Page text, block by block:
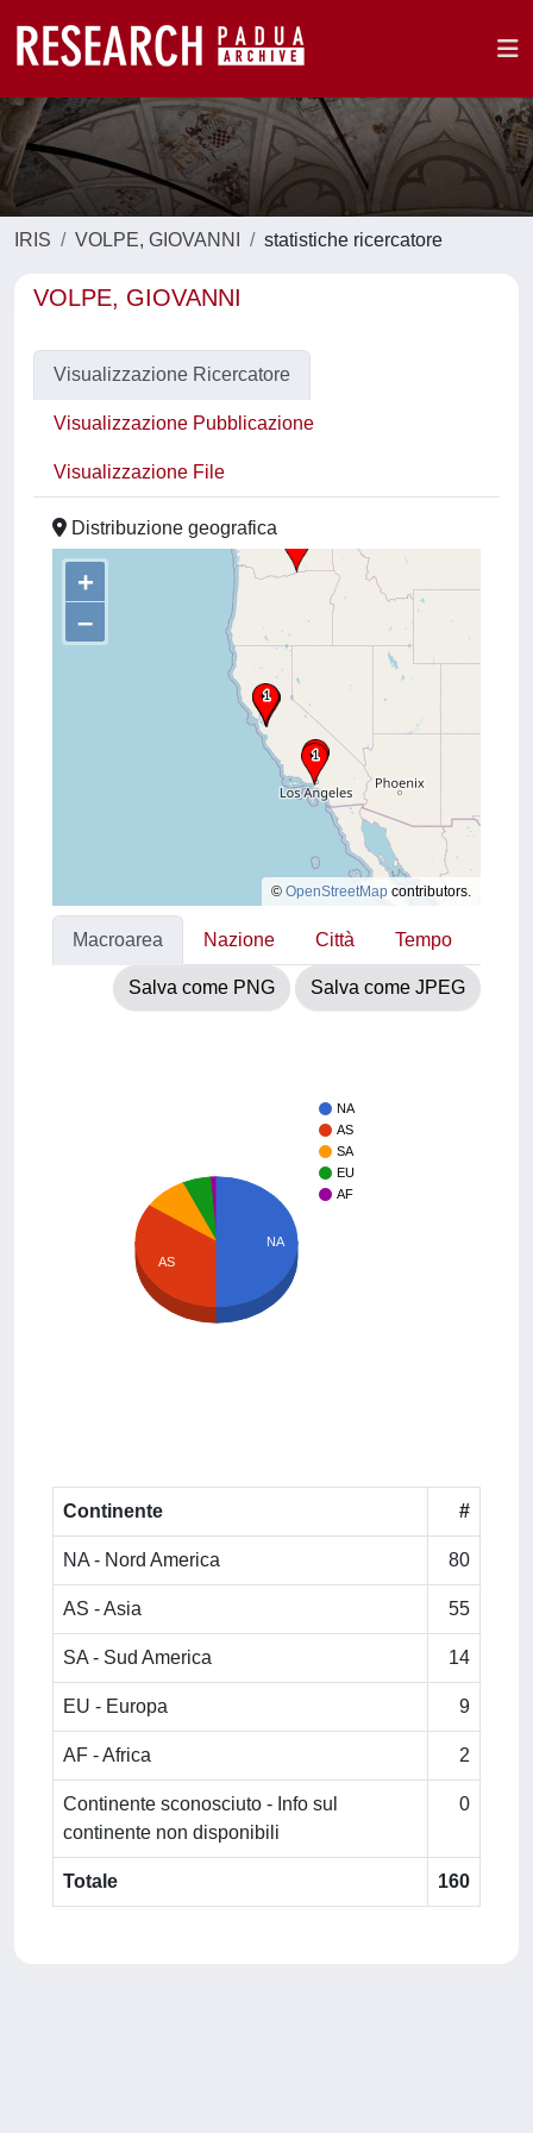
IRIS VOLPE, GIOVANNI statistiche ricercatore
VOLPE, GIOVANNI
Visualizzazione Ricercatore
Visualizzazione Pubblicazione
Visualizzazione File
Distribuzione geografica
+
–
© OpenStreetMap contributors.
Macroarea Nazione Città Tempo
Salva come PNG Salva come JPEG
NA
AS
SA
EU
AF
AS
NA
Continente #
NA - Nord America 80
AS - Asia 55
SA - Sud America 14
EU - Europa 9
AF - Africa 2
Continente sconosciuto - Info sul
continente non disponibili
0
Totale 160